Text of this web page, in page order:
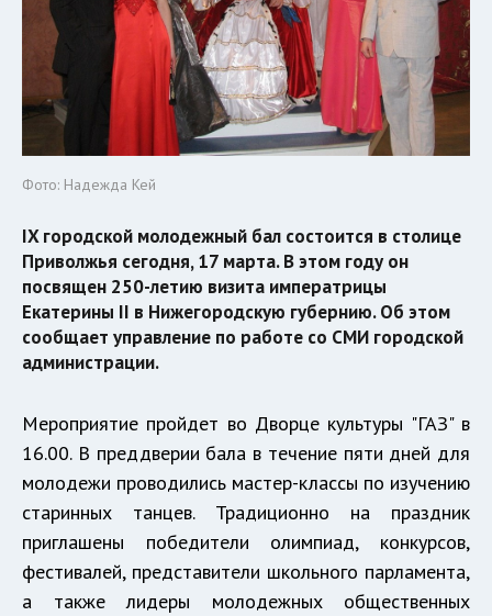
Фото: Надежда Кей
IX городской молодежный бал состоится в столице
Приволжья сегодня, 17 марта. В этом году он
посвящен 250-летию визита императрицы
Екатерины II в Нижегородскую губернию. Об этом
сообщает управление по работе со СМИ городской
администрации.
Мероприятие пройдет во Дворце культуры "ГАЗ" в
16.00. В преддверии бала в течение пяти дней для
молодежи проводились мастер-классы по изучению
старинных танцев. Традиционно на праздник
приглашены победители олимпиад, конкурсов,
фестивалей, представители школьного парламента,
а также лидеры молодежных общественных